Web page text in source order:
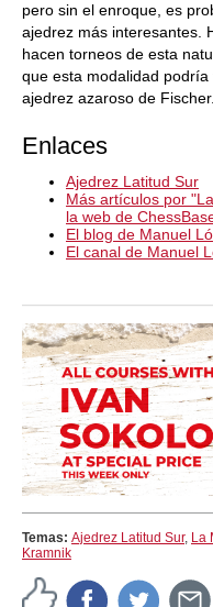
pero sin el enroque, es
ajedrez más interesantes.
hacen torneos de esta
que esta modalidad
ajedrez azaroso de Fischer.
Enlaces
Ajedrez Latitud Sur
Más artículos por
la web de
El blog de Manuel
El canal de Manuel
Temas: Ajedrez Latitud Sur, La
Kramnik